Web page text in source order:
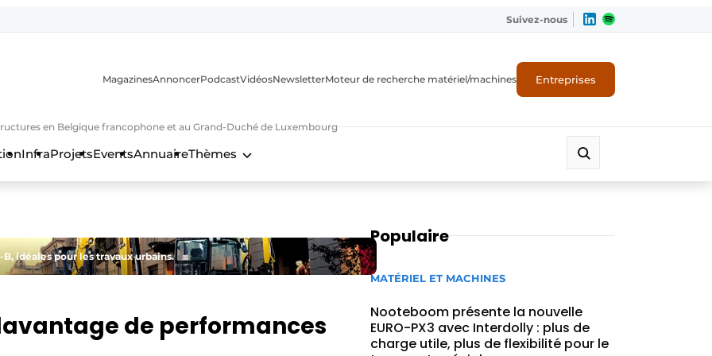
Suivez-nous
en Belgique francophone et au Grand-Duché de Luxembourg
MagazinesAnnoncerPodcastVidéosNewsletterMoteur de recherche matériel/machines Entreprises
InfraProjetsEventsAnnuaireThèmes
idéales pour les travaux urbains.
de performances
Populaire
MATÉRIEL ET MACHINES
Nooteboom présente la nouvelle
EURO-PX3 avec Interdolly : plus de
charge utile, plus de flexibilité pour le